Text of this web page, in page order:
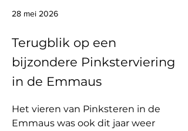
28 mei 2026
Terugblik op een
bijzondere Pinksterviering
in de Emmaus
Het vieren van Pinksteren in de
Emmaus was ook dit jaar weer